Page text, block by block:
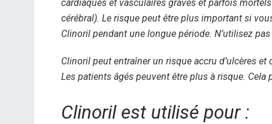
cardiaques et vasculaires graves et parfois
cérébral). Le risque peut être plus important si
Clinoril pendant une longue période. N’utilisez
Clinoril peut entraîner un risque accru d’ulcères
Les patients âgés peuvent être plus à risque.
Clinoril est utilisé pour :